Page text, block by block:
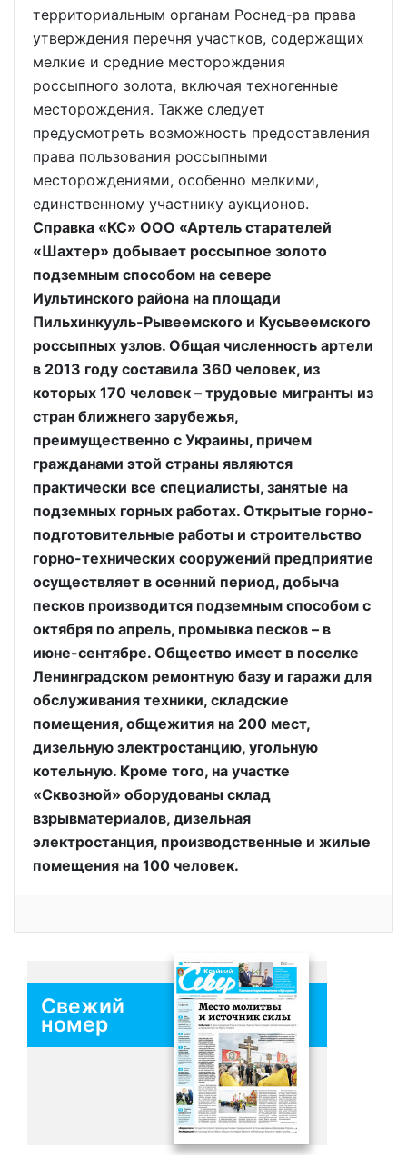
территориальным органам Роснед-ра права
утверждения перечня участков, содержащих
мелкие и средние месторождения
россыпного золота, включая техногенные
месторождения. Также следует
предусмотреть возможность предоставления
права пользования россыпными
месторождениями, особенно мелкими,
единственному участнику аукционов.
Справка «КС» ООО «Артель старателей
«Шахтер» добывает россыпное золото
подземным способом на севере
Иультинского района на площади
Пильхинкууль-Рывеемского и Кусьвеемского
россыпных узлов. Общая численность артели
в 2013 году составила 360 человек, из
которых 170 человек – трудовые мигранты из
стран ближнего зарубежья,
преимущественно с Украины, причем
гражданами этой страны являются
практически все специалисты, занятые на
подземных горных работах. Открытые горно-
подготовительные работы и строительство
горно-технических сооружений предприятие
осуществляет в осенний период, добыча
песков производится подземным способом с
октября по апрель, промывка песков – в
июне-сентябре. Общество имеет в поселке
Ленинградском ремонтную базу и гаражи для
обслуживания техники, складские
помещения, общежития на 200 мест,
дизельную электростанцию, угольную
котельную. Кроме того, на участке
«Сквозной» оборудованы склад
взрывматериалов, дизельная
электростанция, производственные и жилые
помещения на 100 человек.
Свежий
номер